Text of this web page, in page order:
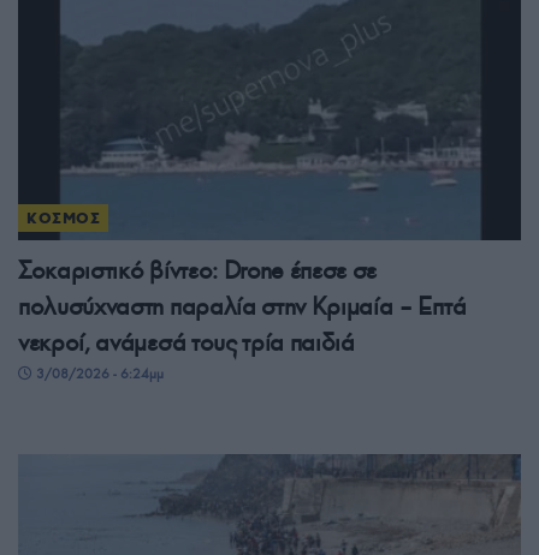
ΚΟΣΜΟΣ
Σοκαριστικό βίντεο: Drone έπεσε σε
πολυσύχναστη παραλία στην Κριμαία – Επτά
νεκροί, ανάμεσά τους τρία παιδιά
3/08/2026 - 6:24μμ